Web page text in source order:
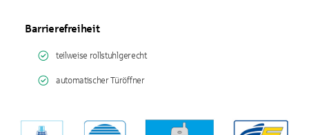
Barrierefreiheit
teilweise rollstuhlgerecht
automatischer Türöffner